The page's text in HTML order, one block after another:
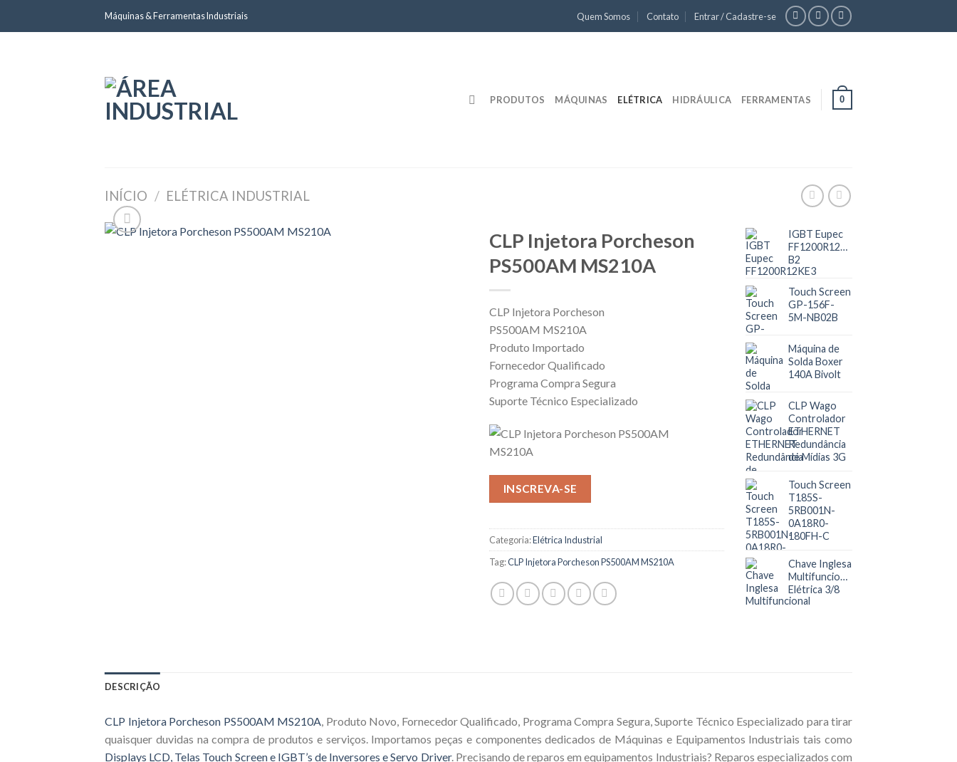
Máquinas & Ferramentas Industriais Quem Somos Contato Entrar / Cadastre-se
PRODUTOS MÁQUINAS ELÉTRICA HIDRÁULICA FERRAMENTAS 0
INÍCIO / ELÉTRICA INDUSTRIAL
CLP Injetora Porcheson
PS500AM MS210A
CLP Injetora Porcheson
PS500AM MS210A
Produto Importado
Fornecedor Qualificado
Programa Compra Segura
Suporte Técnico Especializado
INSCREVA-SE
Categoria:Elétrica Industrial
Tag:CLP Injetora Porcheson PS500AM MS210A
IGBT Eupec
FF1200R12KE3
B2
Touch Screen
GP-156F-
5M-NB02B
Máquina de
Solda Boxer
140A Bivolt
CLP Wago
Controlador
ETHERNET
Redundância
de Mídias 3G
Touch Screen
T185S-
5RB001N-
0A18R0-
180FH-C
Chave Inglesa
Multifuncional
Elétrica 3/8
DESCRIÇÃO
CLP Injetora Porcheson PS500AM MS210A , Produto Novo, Fornecedor Qualificado, Programa Compra Segura, Suporte Técnico Especializado para tirar
quaisquer duvidas na compra de produtos e serviços. Importamos peças e componentes dedicados de Máquinas e Equipamentos Industriais tais como
Displays LCD, Telas Touch Screen e IGBT’s de Inversores e Servo Driver. Precisando de reparos em equipamentos Industriais? Reparos especializados com